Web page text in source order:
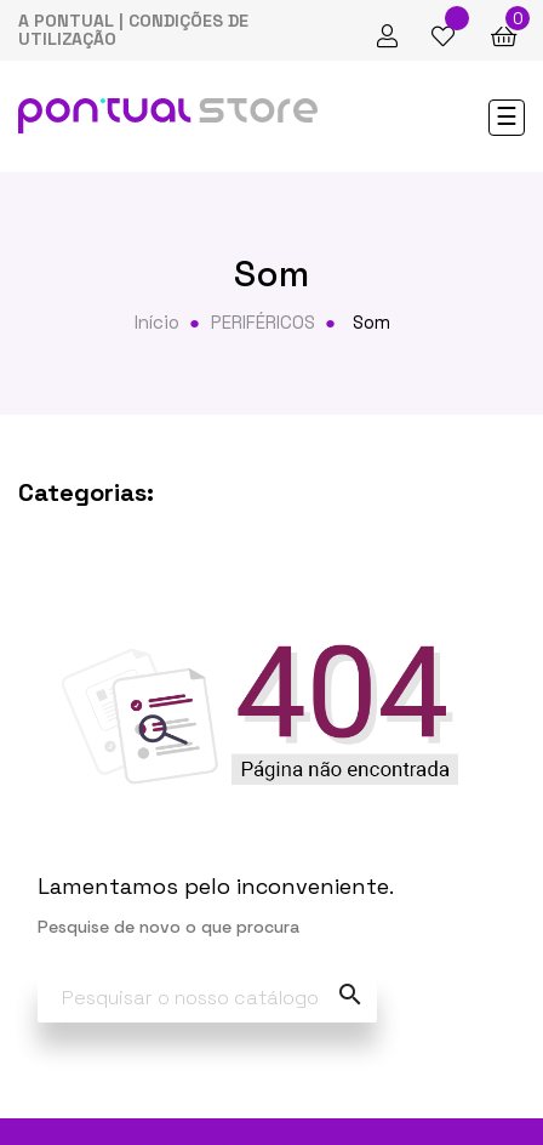
A PONTUAL | CONDIÇÕES DE
UTILIZAÇÃO
0
☰
Som
Início PERIFÉRICOS Som
Categorias:
Lamentamos pelo inconveniente.
Pesquise de novo o que procura
